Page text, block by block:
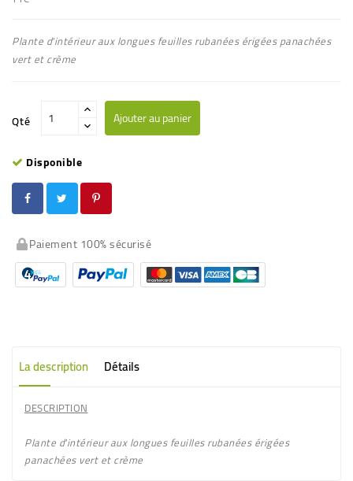
Plante d'intérieur aux longues feuilles rubanées érigéespanachées
vert et crème
Qté Ajouter au panier
Disponible
Paiement 100% sécurisé
La description Détails
DESCRIPTION
Plante d'intérieur aux longues feuilles rubanées érigées
panachées vert et crème